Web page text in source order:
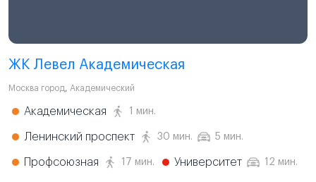
ЖК Левел Академическая
Москва город, Академический
Академическая 1 мин.
Ленинский проспект 30 мин. 5 мин.
Профсоюзная 17 мин. Университет 12 мин.